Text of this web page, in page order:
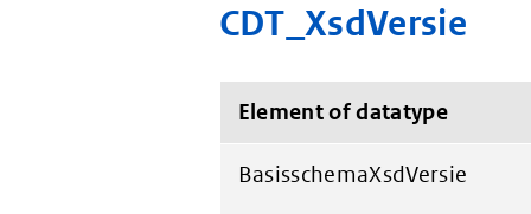
CDT_XsdVersie
Element of datatype
BasisschemaXsdVersie